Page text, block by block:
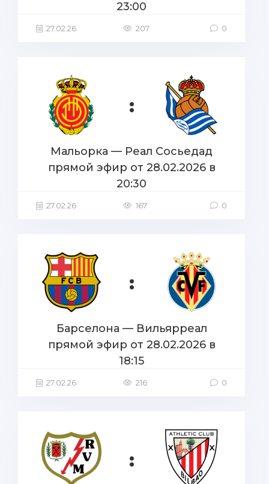
23:00
27.02.26 207 0
:
Мальорка — Реал Сосьедад
прямой эфир от 28.02.2026 в
20:30
27.02.26 167 0
:
Барселона — Вильярреал
прямой эфир от 28.02.2026 в
18:15
27.02.26 216 0
: